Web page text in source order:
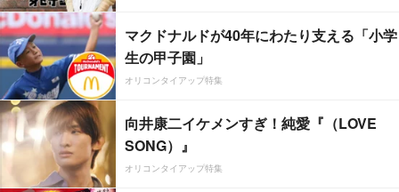
マクドナルドが40年にわたり支える「小学
生の甲子園」
オリコンタイアップ特集
向井康二イケメンすぎ！純愛『（LOVE
SONG）』
オリコンタイアップ特集